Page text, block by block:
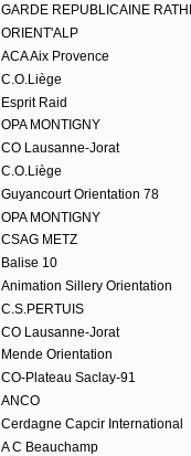
GARDE REPUBLICAINE
ORIENT'ALP
ACA Aix Provence
C.O.Liège
Esprit Raid
OPA MONTIGNY
CO Lausanne-Jorat
C.O.Liège
Guyancourt Orientation 78
OPA MONTIGNY
CSAG METZ
Balise 10
Animation Sillery Orientation
C.S.PERTUIS
CO Lausanne-Jorat
Mende Orientation
CO-Plateau Saclay-91
ANCO
Cerdagne Capcir International
A C Beauchamp